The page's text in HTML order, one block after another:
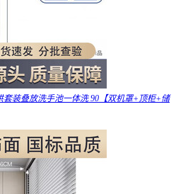
装叠放洗手池一体洗 90【双机罩+顶柜+储